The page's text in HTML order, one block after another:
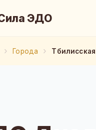
ЭДО
Города Тбилисская